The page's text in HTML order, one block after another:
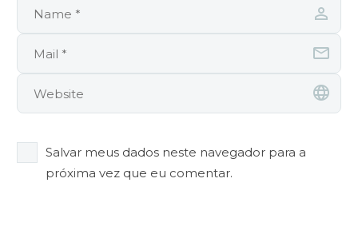
Salvar meus dados neste navegador para a
próxima vez que eu comentar.